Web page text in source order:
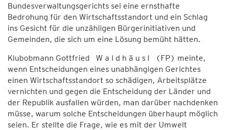
Bundesverwaltungsgerichts sei eine ernsthafte
Bedrohung für den Wirtschaftsstandort und ein Schlag
ins Gesicht für die unzähligen Bürgerinitiativen und
Gemeinden, die sich um eine Lösung bemüht hätten.
Klubobmann Gottfried W a l d h ä u s l (FP) meinte,
wenn Entscheidungen eines unabhängigen Gerichtes
einen Wirtschaftsstandort so schädigen, Arbeitsplätze
vernichten und gegen die Entscheidung der Länder und
der Republik ausfallen würden, man darüber nachdenken
müsse, warum solche Entscheidungen überhaupt möglich
seien. Er stellte die Frage, wie es mit der Umwelt